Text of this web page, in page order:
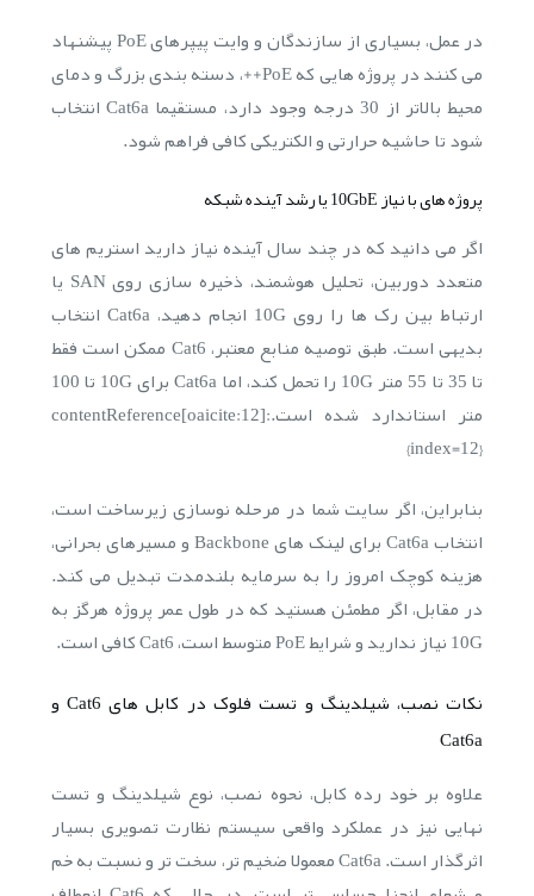
در عمل، بسیاری از سازندگان و وایت پیپرهای PoE پیشنهاد
می کنند در پروژه هایی که PoE++، دسته بندی بزرگ و دمای
محیط بالاتر از 30 درجه وجود دارد، مستقیما Cat6a انتخاب
شود تا حاشیه حرارتی و الکتریکی کافی فراهم شود.
پروژه های با نیاز 10GbE یا رشد آینده شبکه
اگر می دانید که در چند سال آینده نیاز دارید استریم های
متعدد دوربین، تحلیل هوشمند، ذخیره سازی روی SAN یا
ارتباط بین رک ها را روی 10G انجام دهید، Cat6a انتخاب
بدیهی است. طبق توصیه منابع معتبر، Cat6 ممکن است فقط
تا 35 تا 55 متر 10G را تحمل کند، اما Cat6a برای 10G تا 100
متر استاندارد شده است.:contentReference[oaicite:12]
{index=12}
بنابراین، اگر سایت شما در مرحله نوسازی زیرساخت است،
انتخاب Cat6a برای لینک های Backbone و مسیرهای بحرانی،
هزینه کوچک امروز را به سرمایه بلندمدت تبدیل می کند.
در مقابل، اگر مطمئن هستید که در طول عمر پروژه هرگز به
10G نیاز ندارید و شرایط PoE متوسط است، Cat6 کافی است.
نکات نصب، شیلدینگ و تست فلوک در کابل های Cat6 و
Cat6a
علاوه بر خود رده کابل، نحوه نصب، نوع شیلدینگ و تست
نهایی نیز در عملکرد واقعی سیستم نظارت تصویری بسیار
اثرگذار است. Cat6a معمولا ضخیم تر، سخت تر و نسبت به خم